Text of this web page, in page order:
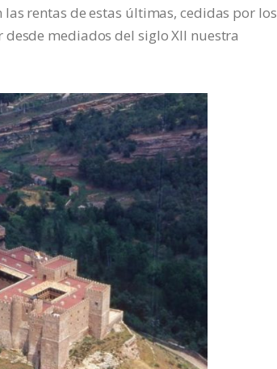
rentas de estas últimas, cedidas por los
mediados del siglo XII nuestra